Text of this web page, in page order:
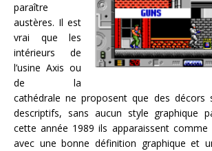
paraître
austères. Il est
vrai que les
intérieurs de
l’usine Axis ou
de la
cathédrale ne proposent que des décors
descriptifs, sans aucun style graphique
cette année 1989 ils apparaissent comme
avec une bonne définition graphique et